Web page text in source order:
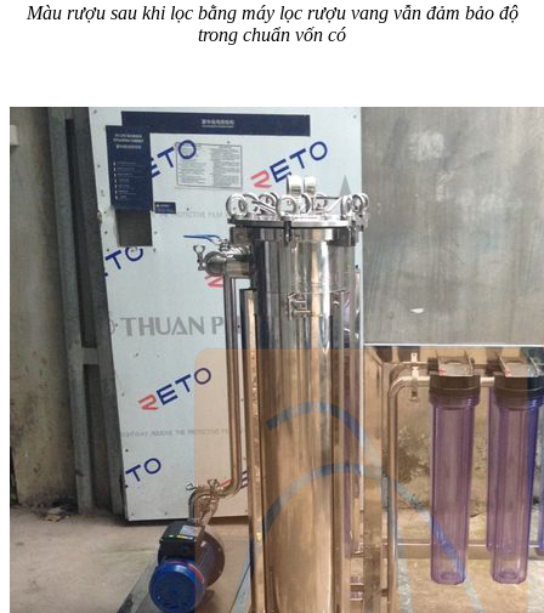
Màu rượu sau khi lọc bằng máy lọc rượu vang vẫn đảm bảo độ
trong chuẩn vốn có